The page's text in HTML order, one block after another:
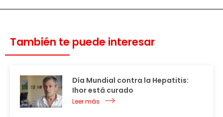
También te puede interesar
Día Mundial contra la Hepatitis:
Ihor está curado
Leer más